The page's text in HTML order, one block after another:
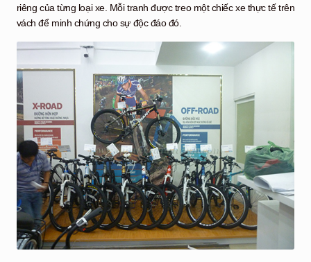
riêng của từng loại xe. Mỗi tranh được treo một chiếc xe thực tế trên
vách để minh chứng cho sự độc đáo đó.